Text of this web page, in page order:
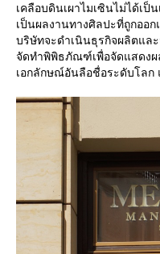
เคลือบดินเผาไมเซินไม่ได้เป็
เป็นผลงานทางศิลปะที่ถูกออ
บริษัทจะดำเนินธุรกิจผลิตและ
จัดทำพิพิธภัณฑ์เพื่อจัดแสดงผ
เอกลักษณ์อันลือชื่อระดับโลก